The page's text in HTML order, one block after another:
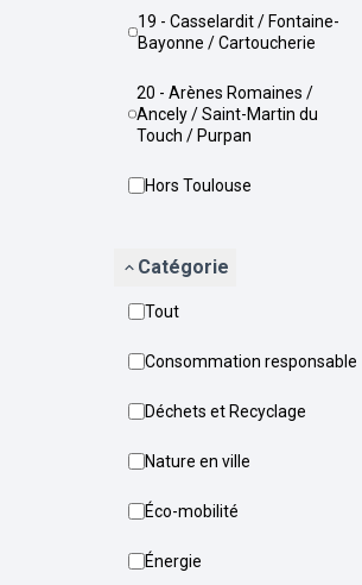
19 - Casselardit / Fontaine-
Bayonne / Cartoucherie
20 - Arènes Romaines /
Ancely / Saint-Martin du
Touch / Purpan
Hors Toulouse
Catégorie
Tout
Consommation responsable
Déchets et Recyclage
Nature en ville
Éco-mobilité
Énergie